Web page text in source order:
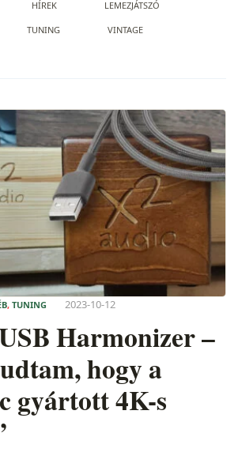
HÍREK LEMEZJÁTSZÓ
TUNING VINTAGE
, TUNING 2023-10-12
Harmonizer –
hogy a
gyártott 4K-s